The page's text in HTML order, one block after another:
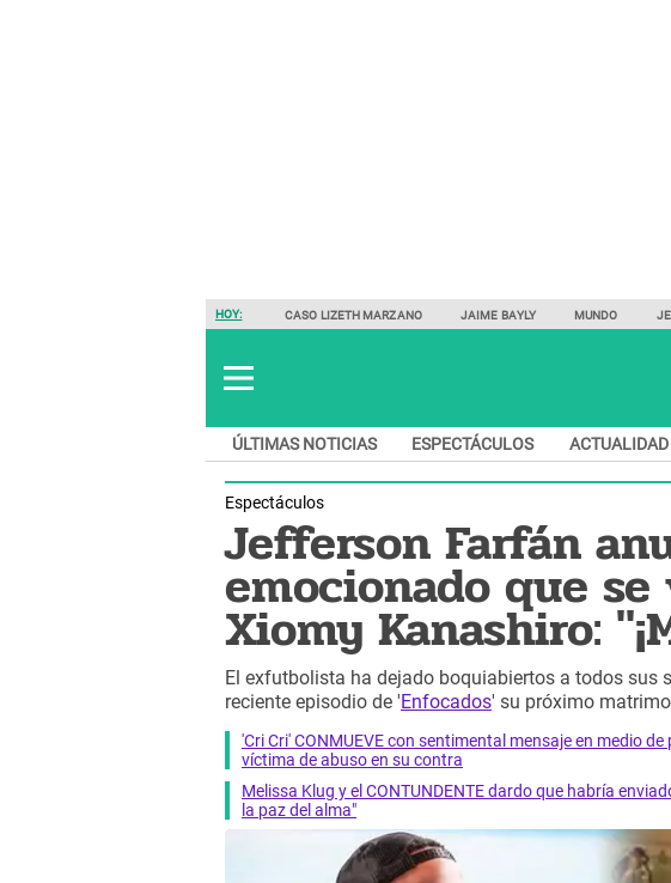
HOY: CASO LIZETH MARZANO JAIME BAYLY MUNDO
ÚLTIMAS NOTICIAS ESPECTÁCULOS ACTUALIDAD
Espectáculos
Jefferson Farfán
emocionado que se
Xiomy Kanashiro:
El exfutbolista ha dejado boquiabiertos a todos sus
reciente episodio de 'Enfocados' su próximo
'Cri Cri' CONMUEVE con sentimental mensaje en medio
víctima de abuso en su contra
Melissa Klug y el CONTUNDENTE dardo que habría
la paz del alma"